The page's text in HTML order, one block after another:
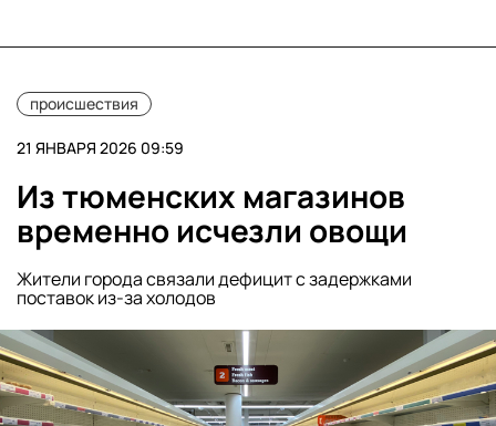
происшествия
21 ЯНВАРЯ 2026 09:59
Из тюменских магазинов
временно исчезли овощи
Жители города связали дефицит с задержками
поставок из-за холодов